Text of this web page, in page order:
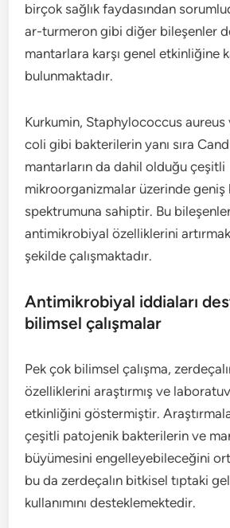
birçok sağlık faydasından
ar-turmeron gibi diğer bileşenler
mantarlara karşı genel etkinliğine
bulunmaktadır.
Kurkumin, Staphylococcus aureus
coli gibi bakterilerin yanı sıra
mantarların da dahil olduğu çeşitli
mikroorganizmalar üzerinde geniş
spektrumuna sahiptir. Bu
antimikrobiyal özelliklerini
şekilde çalışmaktadır.
Antimikrobiyal iddiaları
bilimsel çalışmalar
Pek çok bilimsel çalışma,
özelliklerini araştırmış ve
etkinliğini göstermiştir.
çeşitli patojenik bakterilerin ve
büyümesini engelleyebileceğini
bu da zerdeçalın bitkisel tıptaki
kullanımını desteklemektedir.